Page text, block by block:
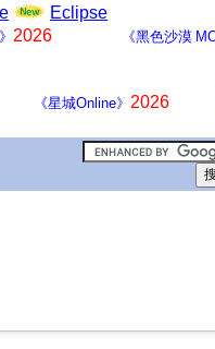
Eclipse
2026 《黑色沙漠
《星城Online》 2026